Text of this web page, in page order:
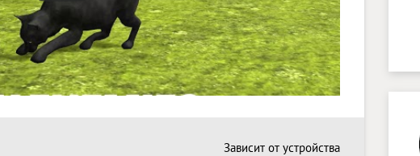
Зависит от устройства